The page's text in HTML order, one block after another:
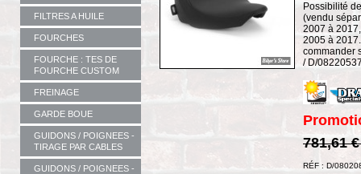
FILTRES A HUILE
FOURCHES
FOURCHE : TES DE
FOURCHE CUSTOM
FREINAGE
GARDE BOUE
GUIDONS / POIGNEES -
TIRAGE PAR CABLES
GUIDONS / POIGNEES -
Possibilité
(vendu
2007 à
2005 à
commander
/ D/
781,61
RÉF : D/